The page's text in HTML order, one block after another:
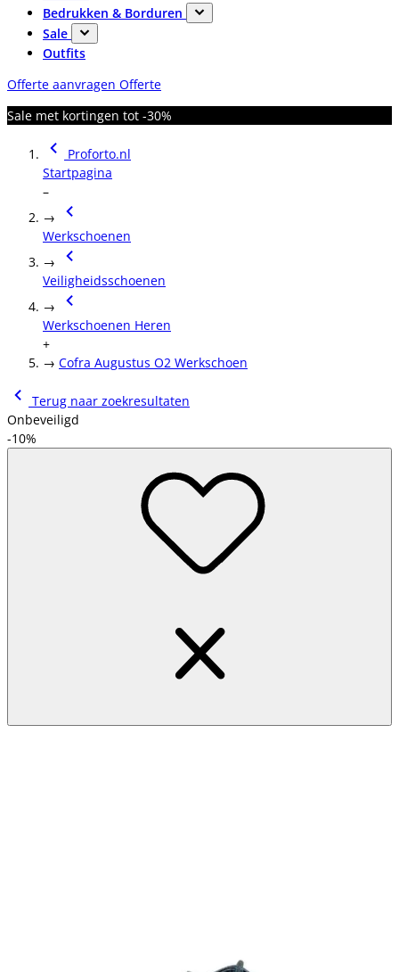
Bedrukken & Borduren
Sale
Outfits
Offerte aanvragen Offerte
Sale met kortingen tot -30%
Proforto.nl
Startpagina
–
→
Werkschoenen
→
Veiligheidsschoenen
→
Werkschoenen Heren
+
→ Cofra Augustus O2 Werkschoen
Terug naar zoekresultaten
Onbeveiligd
-10%